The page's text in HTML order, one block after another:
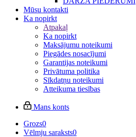
Mūsu kontakti
Ka nopirkt
Atpakaļ
Ka nopirkt
Maksājumu noteikumi
Piegādes nosacījumi
Garantijas noteikumi
Privātuma politika
Sīkdatņu noteikumi
Atteikuma tiesības
Mans konts
Grozs0
Vēlmju saraksts0